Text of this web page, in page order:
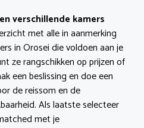
verschillende kamers
met alle in aanmerking
in Orosei die voldoen aan je
ze rangschikken op prijzen of
een beslissing en doe een
de reissom en de
Als laatste selecteer
met je